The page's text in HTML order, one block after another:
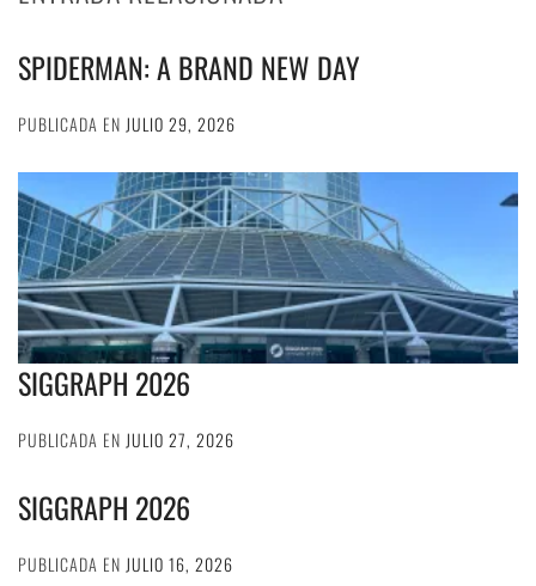
SPIDERMAN: A BRAND NEW DAY
PUBLICADA EN JULIO 29, 2026
SIGGRAPH 2026
PUBLICADA EN JULIO 27, 2026
SIGGRAPH 2026
PUBLICADA EN JULIO 16, 2026